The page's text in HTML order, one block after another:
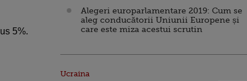
5%.
Alegeri europarlamentare 2019: Cum se
aleg conducătorii Uniunii Europene și
care este miza acestui scrutin
Ucraina